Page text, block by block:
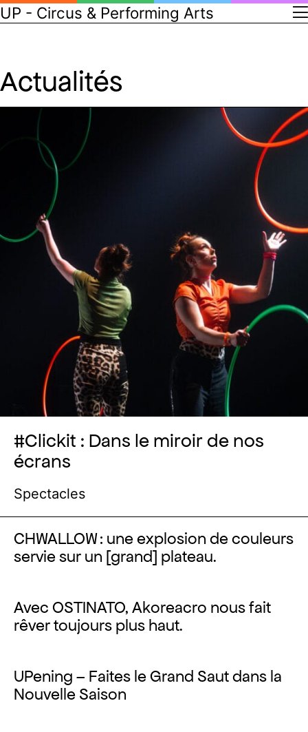
UP - Circus & Performing Arts
Actualités
#Clickit : Dans le miroir de nos
écrans
Spectacles
CHWALLOW : une explosion de couleurs
servie sur un [grand] plateau.
Avec OSTINATO, Akoreacro nous fait
rêver toujours plus haut.
UPening – Faites le Grand Saut dans la
Nouvelle Saison